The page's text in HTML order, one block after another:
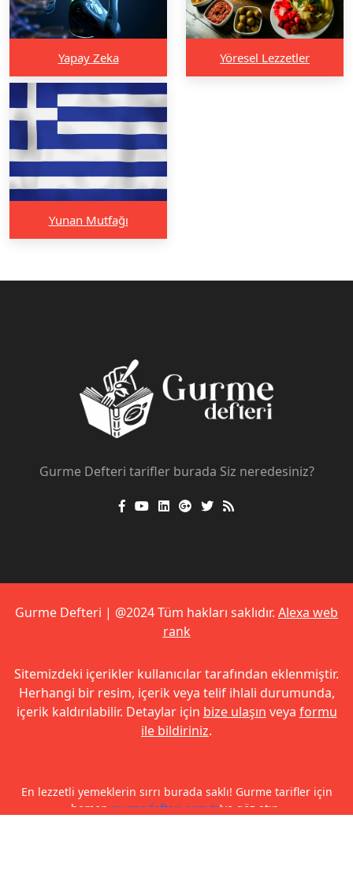
Yapay Zeka Yöresel Lezzetler
Yunan Mutfağı
Gurme Defteri tarifler burada Siz neredesiniz?
Gurme Defteri | @2024 Tüm hakları saklıdır. Alexa web
rank
Sitemizdeki içerikler kullanıcılar tarafından eklenmiştir.
Herhangi bir resim, içerik veya telif ihlali durumunda,
içerik kaldırılabilir. Detaylar için bize ulaşın veya formu
ile bildiriniz.
En lezzetli yemeklerin sırrı burada saklı! Gurme tarifler için
hemen gurmedefteri.com.tr’ye göz atın.